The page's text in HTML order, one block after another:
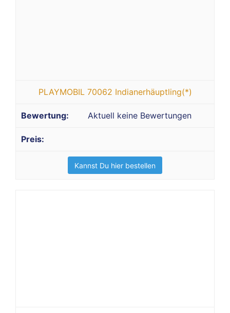
PLAYMOBIL 70062 Indianerhäuptling(*)
Aktuell keine Bewertungen
Kannst Du hier bestellen